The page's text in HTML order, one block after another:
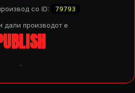
со ID: 79793
дали производот e
.